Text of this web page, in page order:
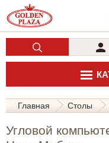
Главная Столы
Угловой